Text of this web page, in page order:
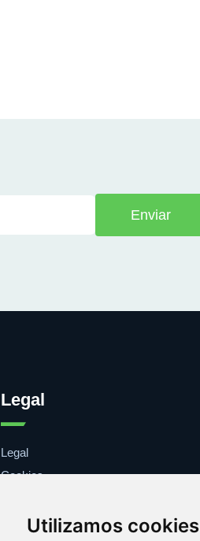
Utilizamos cookies
Enviar
Legal
Legal
Cookies